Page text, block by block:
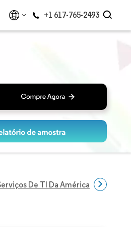
+1 617-765-2493
De TI Da América Do Sul